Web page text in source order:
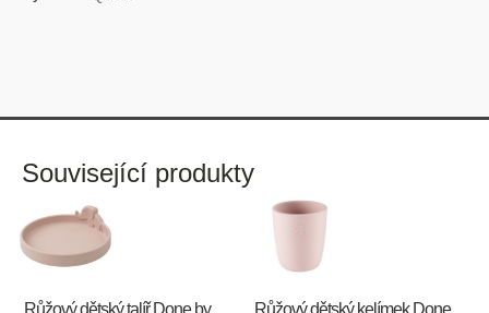
Související produkty